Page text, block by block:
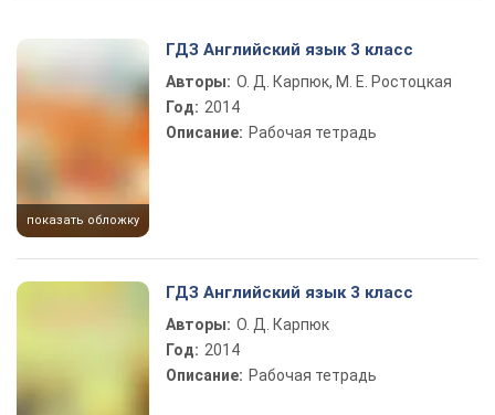
Play Video
показать обложку
ГДЗ Английский язык 3 класс
Авторы: О. Д. Карпюк, М. Е. Ростоцкая
Год: 2014
Описание: Рабочая тетрадь
ГДЗ Английский язык 3 класс
Авторы: О. Д. Карпюк
Год: 2014
Описание: Рабочая тетрадь